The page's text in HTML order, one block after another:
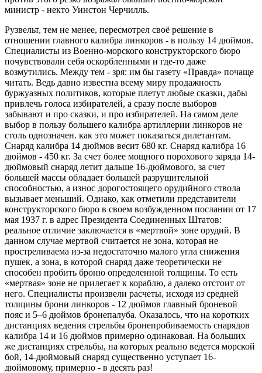
министр - некто Уинстон Черчилль.
Рузвельт, тем не менее, пересмотрел своё решение в
отношении главного калибра линкоров - в пользу 14 дюймов.
Специалисты из Военно-морского конструкторского бюро
почувствовали себя оскорбленными и где-то даже
возмутились. Между тем - зря: им бы газету «Правда» почаще
читать. Ведь давно известна всему миру продажность
буржуазных политиков, которые плетут любые сказки, дабы
привлечь голоса избирателей, а сразу после выборов
забывают и про сказки, и про избирателей. На самом деле
выбор в пользу большего калибра артиллерии линкоров не
столь однозначен. как это может показаться дилетантам.
Снаряд калибра 14 дюймов весит 680 кг. Снаряд калибра 16
дюймов - 450 кг. За счет более мощного порохового заряда 14-
дюймовый снаряд летит дальше 16-дюймового, за счет
большей массы обладает большей разрушительной
способностью, а износ дорогостоящего орудийного ствола
вызывает меньший. Однако, как отметили представители
конструкторского бюро в своем возбужденном послании от 17
мая 1937 г. в адрес Президента Соединенных Штатов:
реальное отличие заключается в «мертвой» зоне орудий. В
данном случае мертвой считается не зона, которая не
простреливаема из-за недостаточно малого угла снижения
пушек, а зона, в которой снаряд даже теоретически не
способен пробить броню определенной толщины. То есть
«мертвая» зоне не прилегает к кораблю, а далеко отстоит от
него. Специалисты произвели расчеты, исходя из средней
толщины брони линкоров - 12 дюймов главный броневой
пояс и 5–6 дюймов бронепалуба. Оказалось, что на коротких
дистанциях ведения стрельбы бронепробиваемость снарядов
калибра 14 и 16 дюймов примерно одинаковая. На больших
же дистанциях стрельбы, на которых реально ведется морской
бой, 14-дюймовый снаряд существенно уступает 16-
дюймовому, примерно - в десять раз!